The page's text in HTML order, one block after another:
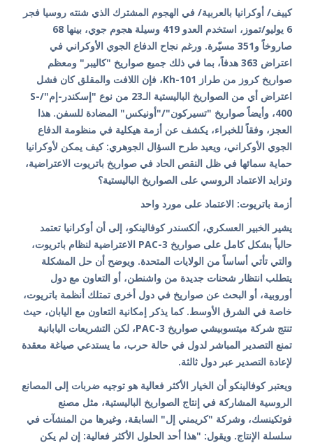
كييف/ أوكرانيا بالعربية/ في الهجوم المشترك الذي شنته روسيا فجر
6 يوليو/تموز، استخدم العدو 419 وسيلة هجوم جوي، بينها 68
صاروخاً و351 مسيّرة. ورغم نجاح الدفاع الجوي الأوكراني في
اعتراض 363 هدفاً، بما في ذلك جميع صواريخ "كاليبر" ومعظم
صواريخ كروز من طراز Kh-101، فإن اللافت والمقلق كان فشل
اعتراض أي من الصواريخ الباليستية الـ23 من نوع "إسكندر-إم"/S-
400، وأيضاً صواريخ "تسيركون"/"أونيكس" المضادة للسفن. هذا
العجز، وفقاً للخبراء، يكشف عن أزمة هيكلية في منظومة الدفاع
الجوي الأوكراني، ويعيد طرح السؤال الجوهري: كيف يمكن لأوكرانيا
حماية سمائها في ظل النقص الحاد في صواريخ باتريوت الاعتراضية،
وتزايد الاعتماد الروسي على الصواريخ الباليستية؟
أزمة باتريوت: الاعتماد على مورد واحد
يشير الخبير العسكري، ألكسندر كوفالينكو، إلى أن أوكرانيا تعتمد
حالياً بشكل كامل على صواريخ PAC-3 الاعتراضية لنظام باتريوت،
والتي تأتي أساساً من الولايات المتحدة. ويوضح أن حل المشكلة
يتطلب انتظار شحنات جديدة من واشنطن، أو التعاون مع دول
أوروبية، أو البحث عن صواريخ في دول أخرى تمتلك أنظمة باتريوت،
خاصة في الشرق الأوسط. كما يذكر إمكانية التعاون مع اليابان، حيث
تنتج شركة ميتسوبيشي صواريخ PAC-3، لكن التشريعات اليابانية
تمنع التصدير المباشر لدول في حالة حرب، ما يستدعي صياغة معقدة
لإعادة التصدير عبر دول ثالثة.
ويعتبر كوفالينكو أن الخيار الأكثر فعالية هو توجيه ضربات إلى المصانع
الروسية المشاركة في إنتاج الصواريخ الباليستية، مثل مصنع
فوتكينسك، وشركة "كريمني إل" السابقة، وغيرها من المنشآت في
سلسلة الإنتاج. ويقول: "هذا أحد الحلول الأكثر فعالية: إن لم يكن